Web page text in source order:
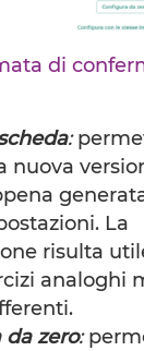
di
:
nuova
La
risulta
analoghi
zero: